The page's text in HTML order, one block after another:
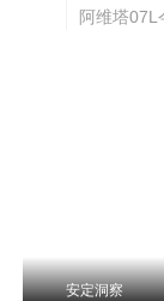
安定洞察